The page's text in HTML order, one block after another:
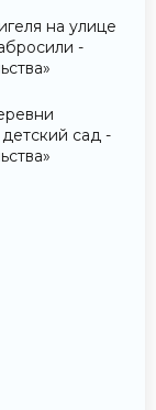
на улице
-
сад -